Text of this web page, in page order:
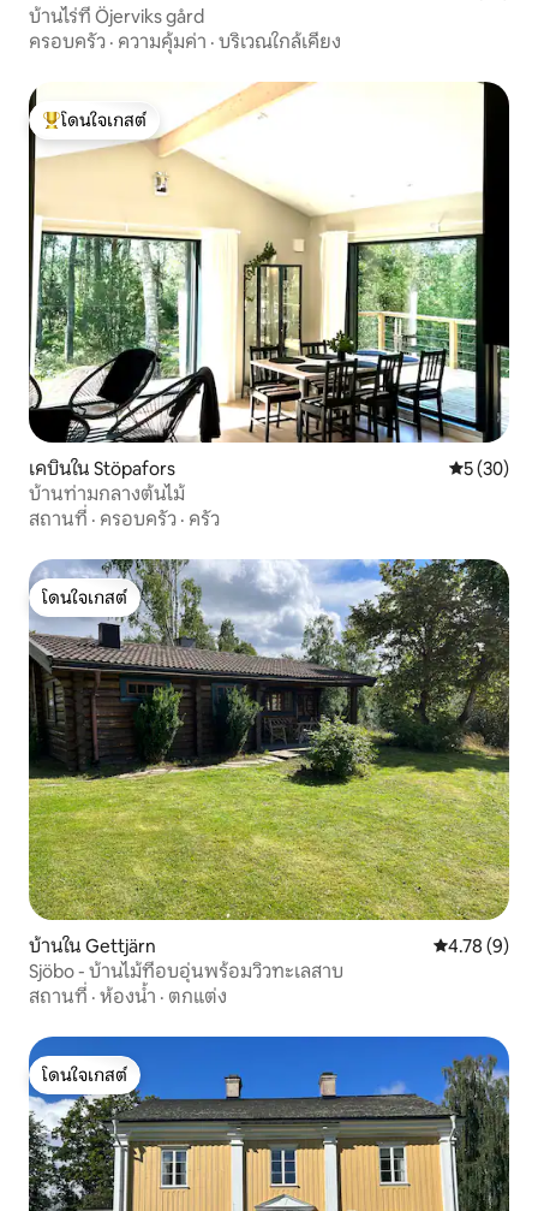
บ้านไร่ที่ Öjerviks gård
ครอบครัว · ความคุ้มค่า · บริเวณใกล้เคียง
โดนใจเกสต์ที่สุด
โดนใจเกสต์
เคบินใน Stöpafors คะแนนเฉลี่
5 (30)
บ้านท่ามกลางต้นไม้
สถานที่ · ครอบครัว · ครัว
โดนใจเกสต์
โดนใจเกสต์
บ้านใน Gettjärn คะแนนเฉลี่ย
4.78 (9)
Sjöbo - บ้านไม้ที่อบอุ่นพร้อมวิวทะเลสาบ
สถานที่ · ห้องน้ำ · ตกแต่ง
โดนใจเกสต์
โดนใจเกสต์